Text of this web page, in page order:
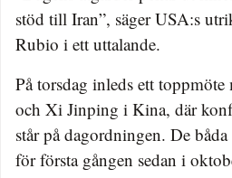
stöd till Iran”, säger USA:s
Rubio i ett uttalande.
På torsdag inleds ett
och Xi Jinping i Kina, där
står på dagordningen. De
för första gången sedan i